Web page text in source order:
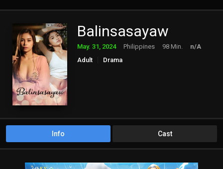
Balinsasayaw
May. 31, 2024 Philippines 98 Min.
n/A
Adult
Drama
Info Cast